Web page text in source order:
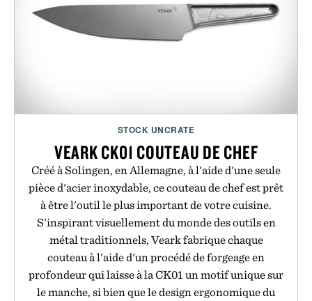
STOCK UNCRATE
VEARK CK01 COUTEAU DE CHEF
Créé à Solingen, en Allemagne, à l'aide d'une seule
pièce d'acier inoxydable, ce couteau de chef est prêt
à être l'outil le plus important de votre cuisine.
S'inspirant visuellement du monde des outils en
métal traditionnels, Veark fabrique chaque
couteau à l'aide d'un procédé de forgeage en
profondeur qui laisse à la CK01 un motif unique sur
le manche, si bien que le design ergonomique du